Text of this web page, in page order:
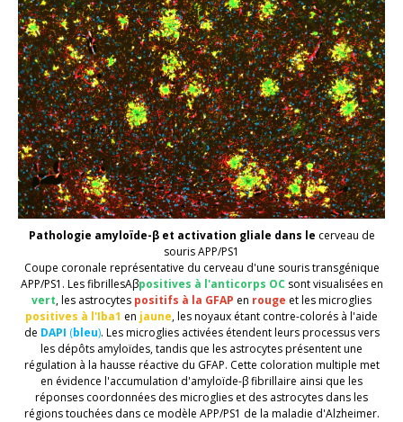
Pathologie amyloïde-βet activation gliale dans le cerveau de
sourisAPP/PS1
Coupe coronale représentative du cerveau d'une souristransgénique
APP/PS1 . Les fibrillesAβpositives à l'anticorps OC sont visualisées en
vert,les astrocytes positifs à la GFAP en rouge etles microglies
positives à l'Iba1 en jaune, les noyaux étant contre-colorés à l'aide
de DAPI (bleu). Les microglies activées étendent leurs processus vers
les dépôts amyloïdes, tandis que les astrocytesprésententune
régulation à la hausse réactive du GFAP. Cette coloration multiple met
en évidence l'accumulation d'amyloïde-β fibrillaire ainsi que les
réponses coordonnées des microglies et des astrocytes dans les
régions touchées dans ce modèle APP/PS1 de la maladie d'Alzheimer.